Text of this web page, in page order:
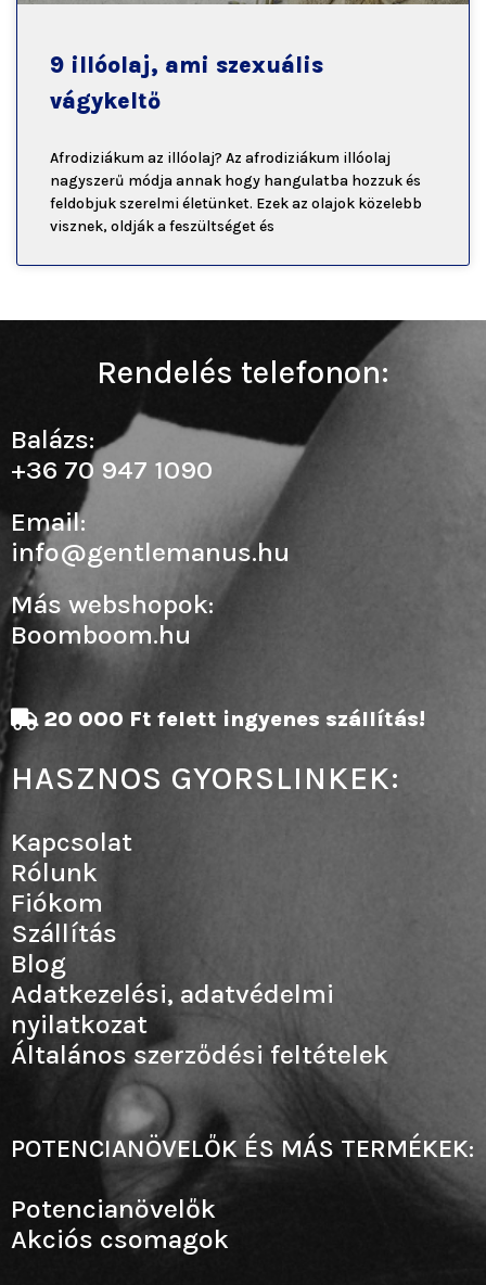
9 illóolaj, ami szexuális
vágykeltő
Afrodiziákum az illóolaj? Az afrodiziákum illóolaj
nagyszerű módja annak hogy hangulatba hozzuk és
feldobjuk szerelmi életünket. Ezek az olajok közelebb
visznek, oldják a feszültséget és
20 000 Ft felett ingyenes szállítás!
HASZNOS GYORSLINKEK:
Kapcsolat
Rólunk
Fiókom
Szállítás
Blog
Adatkezelési, adatvédelmi
nyilatkozat
Általános szerződési feltételek
POTENCIANÖVELŐK ÉS MÁS TERMÉKEK:
Potencianövelők
Akciós csomagok
Rendelés telefonon:
Balázs:
+36 70 947 1090
Email:
info@gentlemanus.hu
Más webshopok:
Boomboom.hu